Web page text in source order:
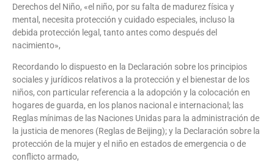
Derechos del Niño, «el niño, por su falta de madurez física y
mental, necesita protección y cuidado especiales, incluso la
debida protección legal, tanto antes como después del
nacimiento»,
Recordando lo dispuesto en la Declaración sobre los principios
sociales y jurídicos relativos a la protección y el bienestar de los
niños, con particular referencia a la adopción y la colocación en
hogares de guarda, en los planos nacional e internacional; las
Reglas mínimas de las Naciones Unidas para la administración de
la justicia de menores (Reglas de Beijing); y la Declaración sobre la
protección de la mujer y el niño en estados de emergencia o de
conflicto armado,